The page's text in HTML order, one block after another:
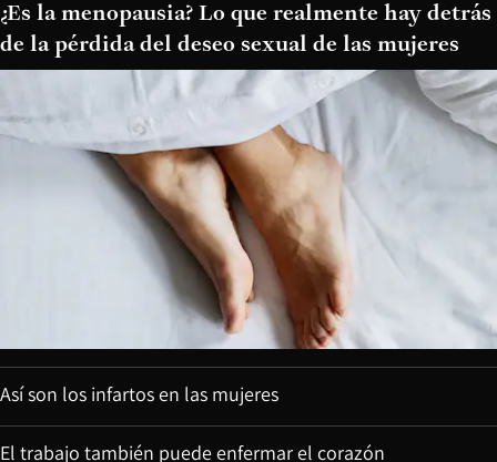
¿Es la menopausia? Lo que realmente hay detrás
de la pérdida del deseo sexual de las mujeres
Así son los infartos en las mujeres
El trabajo también puede enfermar el corazón